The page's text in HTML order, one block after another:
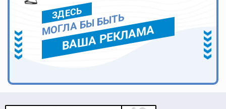
ЗДЕСЬ
МОГЛА БЫ БЫТЬ
ВАША РЕКЛАМА